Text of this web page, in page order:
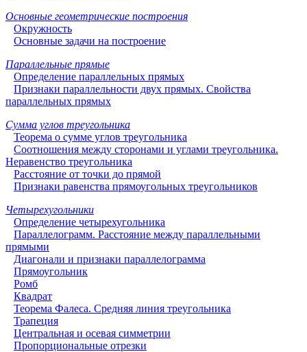
Основные геометрические построения
Окружность
Основные задачи на построение
Параллельные прямые
Определение параллельных прямых
Признаки параллельности двух прямых. Свойства
параллельных прямых
Сумма углов треугольника
Теорема о сумме углов треугольника
Соотношения между сторонами и углами треугольника.
Неравенство треугольника
Расстояние от точки до прямой
Признаки равенства прямоугольных треугольников
Четырехугольники
Определение четырехугольника
Параллелограмм. Расстояние между параллельными
прямыми
Диагонали и признаки параллелограмма
Прямоугольник
Ромб
Квадрат
Теорема Фалеса. Средняя линия треугольника
Трапеция
Центральная и осевая симметрии
Пропорциональные отрезки